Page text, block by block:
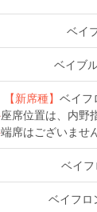
ベイ
ベイブ
【新席種】 ベイフ
座席位置は、内野
端席はございませ
ベイフ
ベイフロ